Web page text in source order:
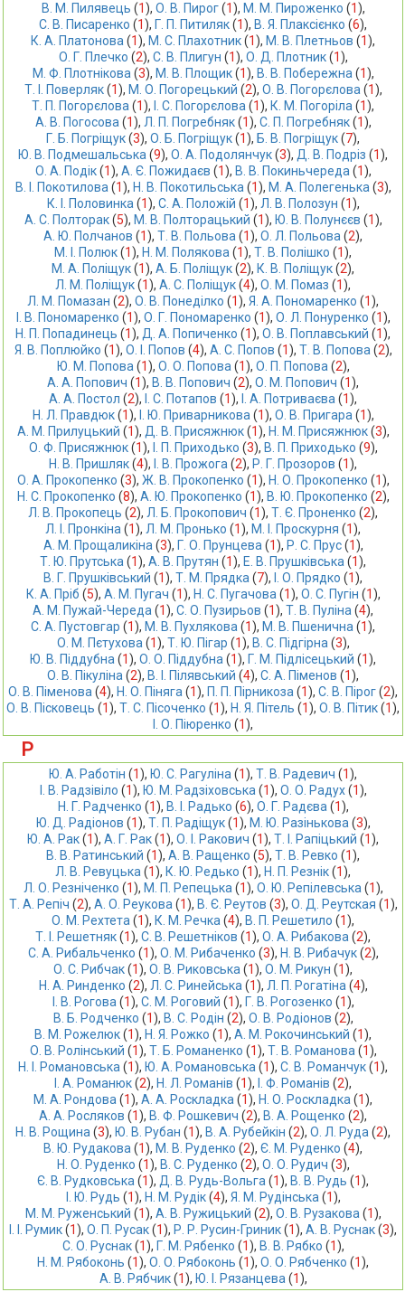
В. М. Пилявець (1), О. В. Пирог (1), М. М. Пироженко (1),
С. В. Писаренко (1), Г. П. Питиляк (1), В. Я. Плаксієнко (6),
К. А. Платонова (1), М. С. Плахотник (1), М. В. Плетньов (1),
О. Г. Плечко (2), С. В. Плигун (1), О. Д. Плотник (1),
М. Ф. Плотнікова (3), М. В. Площик (1), В. В. Побережна (1),
Т. І. Поверляк (1), М. О. Погорецький (2), О. В. Погорєлова (1),
Т. П. Погорєлова (1), І. С. Погорєлова (1), К. М. Погоріла (1),
А. В. Погосова (1), Л. П. Погребняк (1), С. П. Погребняк (1),
Г. Б. Погріщук (3), О. Б. Погріщук (1), Б. В. Погріщук (7),
Ю. В. Подмешальська (9), О. А. Подолянчук (3), Д. В. Подріз (1),
О. А. Подік (1), А. Є. Пожидаєв (1), В. В. Покиньчереда (1),
В. І. Покотилова (1), Н. В. Покотильська (1), М. А. Полегенька (3),
К. І. Половинка (1), С. А. Положій (1), Л. В. Полозун (1),
А. С. Полторак (5), М. В. Полторацький (1), Ю. В. Полунєєв (1),
А. Ю. Полчанов (1), Т. В. Польова (1), О. Л. Польова (2),
М. І. Полюк (1), Н. М. Полякова (1), Т. В. Полішко (1),
М. А. Поліщук (1), А. Б. Поліщук (2), К. В. Поліщук (2),
Л. М. Поліщук (1), А. С. Поліщук (4), О. М. Помаз (1),
Л. М. Помазан (2), О. В. Понеділко (1), Я. А. Пономаренко (1),
І. В. Пономаренко (1), О. Г. Пономаренко (1), О. Л. Понуренко (1),
Н. П. Попадинець (1), Д. А. Попиченко (1), О. В. Поплавський (1),
Я. В. Поплюйко (1), О. І. Попов (4), А. С. Попов (1), Т. В. Попова (2),
Ю. М. Попова (1), О. О. Попова (1), О. П. Попова (2),
А. А. Попович (1), В. В. Попович (2), О. М. Попович (1),
А. А. Постол (2), І. С. Потапов (1), І. А. Потриваєва (1),
Н. Л. Правдюк (1), І. Ю. Приварникова (1), О. В. Пригара (1),
А. М. Прилуцький (1), Д. В. Присяжнюк (1), Н. М. Присяжнюк (3),
О. Ф. Присяжнюк (1), І. П. Приходько (3), В. П. Приходько (9),
Н. В. Пришляк (4), І. В. Прожога (2), Р. Г. Прозоров (1),
О. А. Прокопенко (3), Ж. В. Прокопенко (1), Н. О. Прокопенко (1),
Н. С. Прокопенко (8), А. Ю. Прокопенко (1), В. Ю. Прокопенко (2),
Л. В. Прокопець (2), Л. Б. Прокопович (1), Т. Є. Проненко (2),
Л. І. Пронкіна (1), Л. М. Пронько (1), М. І. Проскурня (1),
А. М. Прощаликіна (3), Г. О. Прунцева (1), Р. С. Прус (1),
Т. Ю. Прутська (1), А. В. Прутян (1), Е. В. Прушківська (1),
В. Г. Прушківський (1), Т. М. Прядка (7), І. О. Прядко (1),
К. А. Пріб (5), А. М. Пугач (1), Н. С. Пугачова (1), О. С. Пугін (1),
А. М. Пужай-Череда (1), С. О. Пузирьов (1), Т. В. Пуліна (4),
С. А. Пустовгар (1), М. В. Пухлякова (1), М. В. Пшенична (1),
О. М. Пєтухова (1), Т. Ю. Пігар (1), В. С. Підгірна (3),
Ю. В. Піддубна (1), О. О. Піддубна (1), Г. М. Підлісецький (1),
О. В. Пікуліна (2), В. І. Пілявський (4), С. А. Піменов (1),
О. В. Піменова (4), Н. О. Піняга (1), П. П. Пірникоза (1), С. В. Пірог (2),
О. В. Пісковець (1), Т. С. Пісоченко (1), Н. Я. Пітель (1), О. В. Пітик (1),
І. О. Піюренко (1),
Р
Ю. А. Работін (1), Ю. С. Рагуліна (1), Т. В. Радевич (1),
І. В. Радзівіло (1), Ю. М. Радзіховська (1), О. О. Радух (1),
Н. Г. Радченко (1), В. І. Радько (6), О. Г. Радєва (1),
Ю. Д. Радіонов (1), Т. П. Радіщук (1), М. Ю. Разінькова (3),
Ю. А. Рак (1), А. Г. Рак (1), О. І. Ракович (1), Т. І. Рапіцький (1),
В. В. Ратинський (1), А. В. Ращенко (5), Т. В. Ревко (1),
Л. В. Ревуцька (1), К. Ю. Редько (1), Н. П. Резнік (1),
Л. О. Резніченко (1), М. П. Репецька (1), О. Ю. Репілевська (1),
Т. А. Репіч (2), А. О. Реукова (1), В. Є. Реутов (3), О. Д. Реутская (1),
О. М. Рехтета (1), К. М. Речка (4), В. П. Решетило (1),
Т. І. Решетняк (1), С. В. Решетніков (1), О. А. Рибакова (2),
С. А. Рибальченко (1), О. М. Рибаченко (3), Н. В. Рибачук (2),
О. С. Рибчак (1), О. В. Риковська (1), О. М. Рикун (1),
Н. А. Ринденко (2), Л. С. Ринейська (1), Л. П. Рогатіна (4),
І. В. Рогова (1), С. М. Роговий (1), Г. В. Рогозенко (1),
В. Б. Родченко (1), В. С. Родін (2), О. В. Родіонов (2),
В. М. Рожелюк (1), Н. Я. Рожко (1), А. М. Рокочинський (1),
О. В. Ролінський (1), Т. Б. Романенко (1), Т. В. Романова (1),
Н. І. Романовська (1), Ю. А. Романовська (1), С. В. Романчук (1),
І. А. Романюк (2), Н. Л. Романів (1), І. Ф. Романів (2),
М. А. Рондова (1), А. А. Роскладка (1), Н. О. Роскладка (1),
А. А. Росляков (1), В. Ф. Рошкевич (2), В. А. Рощенко (2),
Н. В. Рощина (3), Ю. В. Рубан (1), В. А. Рубейкін (2), О. Л. Руда (2),
В. Ю. Рудакова (1), М. В. Руденко (2), Є. М. Руденко (4),
Н. О. Руденко (1), В. С. Руденко (2), О. О. Рудич (3),
Є. В. Рудковська (1), Д. В. Рудь-Вольга (1), В. В. Рудь (1),
І. Ю. Рудь (1), Н. М. Рудік (4), Я. М. Рудінська (1),
М. М. Руженський (1), А. В. Ружицький (2), О. В. Рузакова (1),
І. І. Румик (1), О. П. Русак (1), Р. Р. Русин-Гриник (1), А. В. Руснак (3),
С. О. Руснак (1), Г. М. Рябенко (1), В. В. Рябко (1),
Н. М. Рябоконь (1), О. О. Рябоконь (1), О. О. Рябченко (1),
А. В. Рябчик (1), Ю. І. Рязанцева (1),